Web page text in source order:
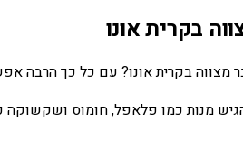
בקרית אונו
בקרית אונו? עם כל כך הרבה
מנות כמו פלאפל, חומוס ושקשוקה